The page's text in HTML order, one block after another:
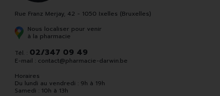
Rue Franz Merjay, 42 - 1050 Ixelles (Bruxelles)
Nous localiser pour venir
à la pharmacie
Tél. : 02/347 09 49
E-mail : contact@pharmacie-darwin.be
Horaires
Du lundi au vendredi : 9h à 19h
Samedi : 10h à 13h